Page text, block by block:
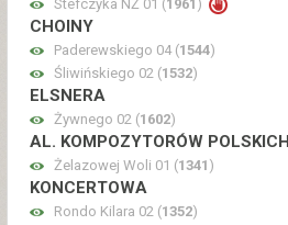
Stefczyka NŻ 01 (1961 )
CHOINY
Paderewskiego 04 (1544)
Śliwińskiego 02 (1532)
ELSNERA
Żywnego 02 (1602)
AL. KOMPOZYTORÓW POLSKICH
Żelazowej Woli 01 (1341 )
KONCERTOWA
Rondo Kilara 02 (1352)